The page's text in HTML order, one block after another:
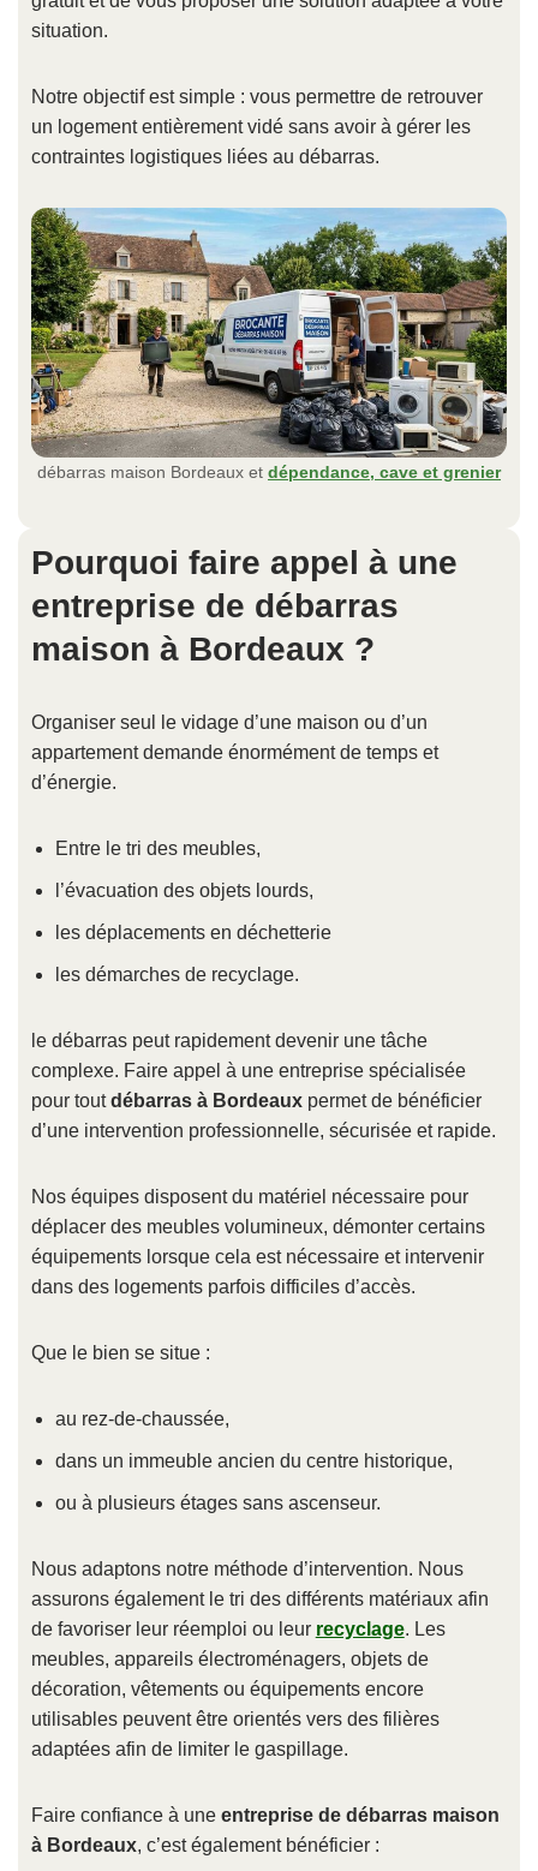
situation.
Notre objectif est simple : vous permettre de retrouver
un logement entièrement vidé sans avoir à gérer les
contraintes logistiques liées au débarras.
débarras maison Bordeaux et dépendance, cave et grenier
Pourquoi faire appel à une
entreprise de débarras
maison à Bordeaux ?
Organiser seul le vidage d’une maison ou d’un
appartement demande énormément de temps et
d’énergie.
Entre le tri des meubles,
l’évacuation des objets lourds,
les déplacements en déchetterie
les démarches de recyclage.
le débarras peut rapidement devenir une tâche
complexe. Faire appel à une entreprise spécialisée
pour toutdébarras à Bordeauxpermet de bénéficier
d’une intervention professionnelle, sécurisée et rapide.
Nos équipes disposent du matériel nécessaire pour
déplacer des meubles volumineux, démonter certains
équipements lorsque cela est nécessaire et intervenir
dans des logements parfois difficiles d’accès.
Que le bien se situe :
au rez-de-chaussée,
dans un immeuble ancien du centre historique,
ou à plusieurs étages sans ascenseur.
Nous adaptons notre méthode d’intervention. Nous
assurons également le tri des différents matériaux afin
de favoriser leur réemploi ou leur recyclage. Les
meubles, appareils électroménagers, objets de
décoration, vêtements ou équipements encore
utilisables peuvent être orientés vers des filières
adaptées afin de limiter le gaspillage.
Faire confiance à une entreprise de débarras maison
à Bordeaux, c’est également bénéficier :